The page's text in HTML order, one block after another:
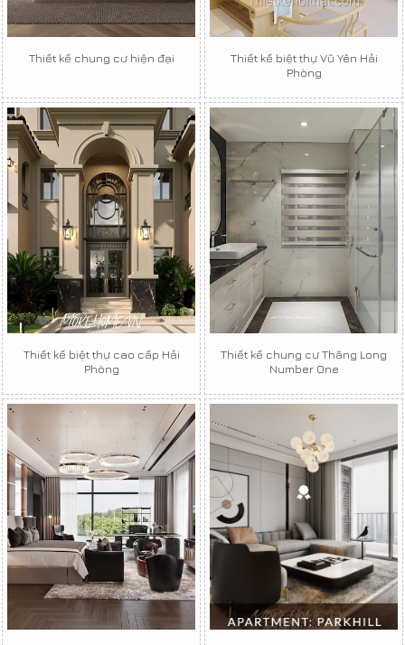
Thiết kế chung cư hiện đại
Thiết kế biệt thự Vũ Yên Hải
Phòng
Thiết kế biệt thự cao cấp Hải
Phòng
Thiết kế chung cư Thăng Long
Number One